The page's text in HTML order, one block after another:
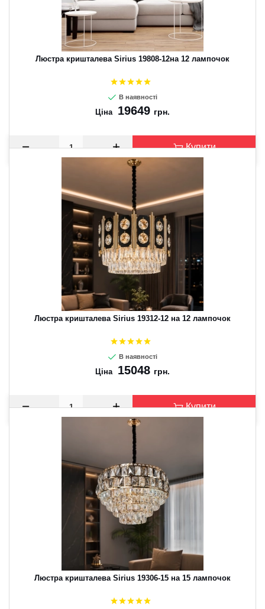
Люстра кришталева Sirius 19808-12на 12 лампочок
В наявності
Ціна 19649 грн.
Купити
Люстра кришталева Sirius 19312-12 на 12 лампочок
В наявності
Ціна 15048 грн.
Купити
Люстра кришталева Sirius 19306-15 на 15 лампочок